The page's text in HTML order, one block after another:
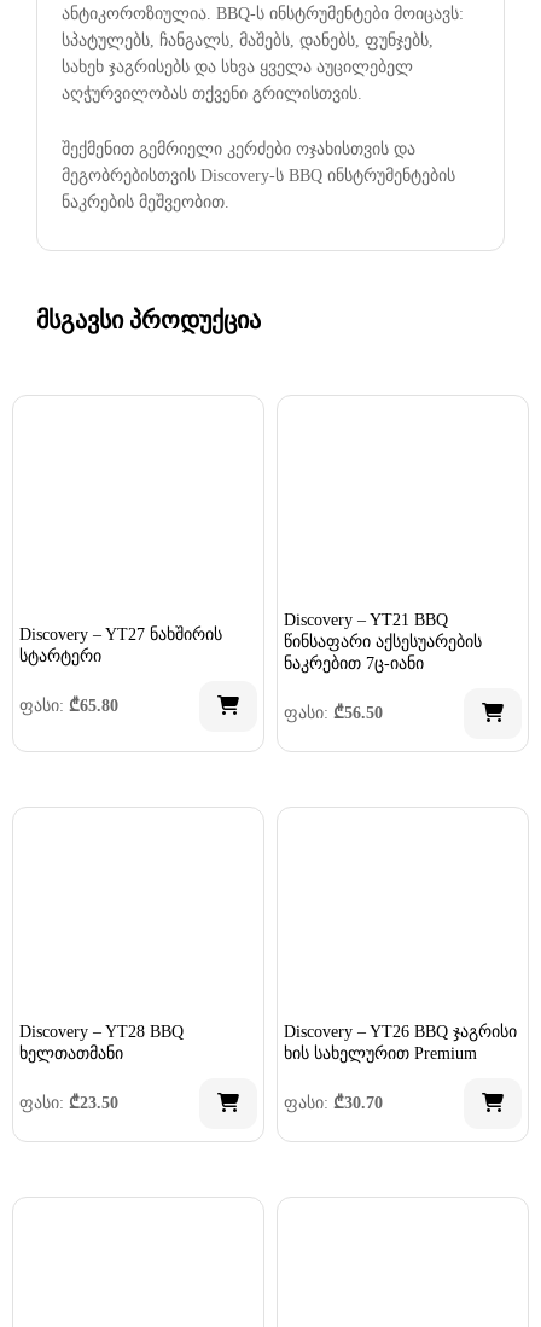
ანტიკოროზიულია. BBQ-ს ინსტრუმენტები მოიცავს:
სპატულებს, ჩანგალს, მაშებს, დანებს, ფუნჯებს,
სახეხ ჯაგრისებს და სხვა ყველა აუცილებელ
აღჭურვილობას თქვენი გრილისთვის.
შექმენით გემრიელი კერძები ოჯახისთვის და
მეგობრებისთვის Discovery-ს BBQ ინსტრუმენტების
ნაკრების მეშვეობით.
მსგავსი პროდუქცია
Discovery – YT27 ნახშირის
სტარტერი
ფასი: ₾65.80
Discovery – YT21 BBQ
წინსაფარი აქსესუარების
ნაკრებით 7ც-იანი
ფასი: ₾56.50
Discovery – YT28 BBQ
ხელთათმანი
ფასი: ₾23.50
Discovery – YT26 BBQ ჯაგრისი
ხის სახელურით Premium
ფასი: ₾30.70